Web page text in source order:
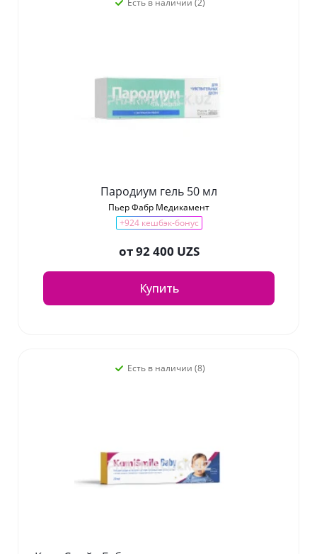
Есть в наличии (2)
Пародиум гель 50 мл
Пьер Фабр Медикамент
+924 кешбэк-бонус
от92 400 UZS
Купить
Есть в наличии (8)